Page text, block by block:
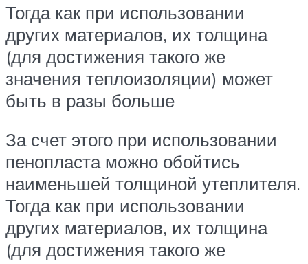
Тогда как при использовании
других материалов, их толщина
(для достижения такого же
значения теплоизоляции) может
быть в разы больше
За счет этого при использовании
пенопласта можно обойтись
наименьшей толщиной утеплителя.
Тогда как при использовании
других материалов, их толщина
(для достижения такого же